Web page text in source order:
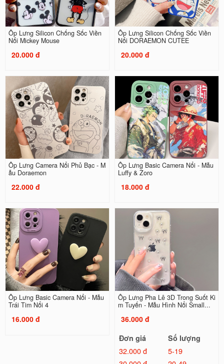
Ốp Lưng Silicon Chống Sốc Viền
Nổi Mickey Mouse
20.000 đ
Ốp Lưng Silicon Chống Sốc Viền
Nổi DORAEMON CUTEE
20.000 đ
Ốp Lưng Camera Nổi Phủ Bạc - M
ẫu Doraemon
22.000 đ
Ốp Lưng Basic Camera Nổi - Mẫu
Luffy & Zoro
18.000 đ
Ốp Lưng Basic Camera Nổi - Mẫu
Trái Tim Nổi 4
16.000 đ
Ốp Lưng Pha Lê 3D Trong Suốt Ki
m Tuyến - Mẫu Hình Nổi Small...
36.000 đ
Đơn giá
Số lượng
32.000 đ
5-19